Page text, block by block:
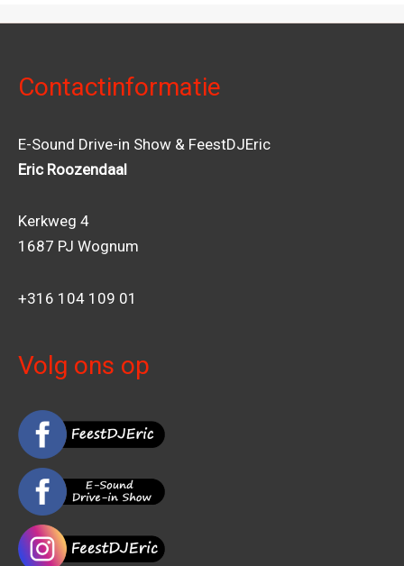
Contactinformatie
E-Sound Drive-in Show & FeestDJEric
Eric Roozendaal
Kerkweg 4
1687 PJ Wognum
+316 104 109 01
Volg ons op